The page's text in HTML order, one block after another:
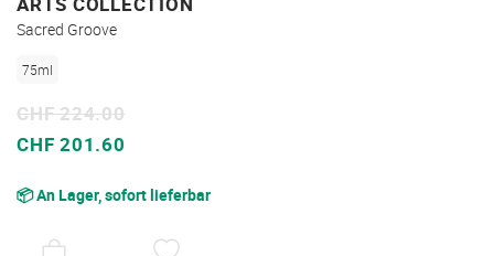
Sacred Groove
75ml
Sonderpreis
CHF 201.60
CHF 224.00
📦 An Lager, sofort lieferbar